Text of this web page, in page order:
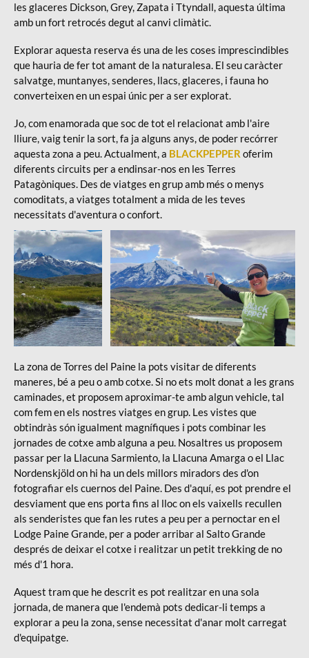
les glaceres Dickson, Grey, Zapata i Ttyndall, aquesta última
amb un fort retrocés degut al canvi climàtic.
Explorar aquesta reserva és una de les coses imprescindibles
que hauria de fer tot amant de la naturalesa. El seu caràcter
salvatge, muntanyes, senderes, llacs, glaceres, i fauna ho
converteixen en un espai únic per a ser explorat.
Jo, com enamorada que soc de tot el relacionat amb l'aire
lliure, vaig tenir la sort, fa ja alguns anys, de poder recórrer
aquesta zona a peu. Actualment, a BLACKPEPPER oferim
diferents circuits per a endinsar-nos en les Terres
Patagòniques. Des de viatges en grup amb més o menys
comoditats, a viatges totalment a mida de les teves
necessitats d'aventura o confort.
Viatge
Patagònia
Viatge Patagònia
La zona de Torres del Paine la pots visitar de diferents
maneres, bé a peu o amb cotxe. Si no ets molt donat a les grans
caminades, et proposem aproximar-te amb algun vehicle, tal
com fem en els nostres viatges en grup. Les vistes que
obtindràs són igualment magnífiques i pots combinar les
jornades de cotxe amb alguna a peu. Nosaltres us proposem
passar per la Llacuna Sarmiento, la Llacuna Amarga o el Llac
Nordenskjöld on hi ha un dels millors miradors des d'on
fotografiar els cuernos del Paine. Des d'aquí, es pot prendre el
desviament que ens porta fins al lloc on els vaixells recullen
als senderistes que fan les rutes a peu per a pernoctar en el
Lodge Paine Grande, per a poder arribar al Salto Grande
després de deixar el cotxe i realitzar un petit trekking de no
més d'1 hora.
Aquest tram que he descrit es pot realitzar en una sola
jornada, de manera que l'endemà pots dedicar-li temps a
explorar a peu la zona, sense necessitat d'anar molt carregat
d'equipatge.